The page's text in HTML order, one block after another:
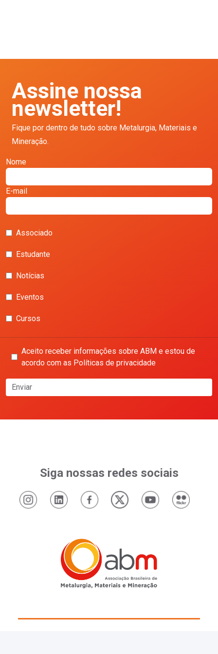
Assine nossa
newsletter!
Fique por dentro de tudo sobre Metalurgia, Materiais e
Mineração.
Nome
E-mail
Associado
Estudante
Notícias
Eventos
Cursos
Aceito receber informações sobre ABM e estou de
acordo com as Políticas de privacidade
Enviar
Siga nossas redes sociais